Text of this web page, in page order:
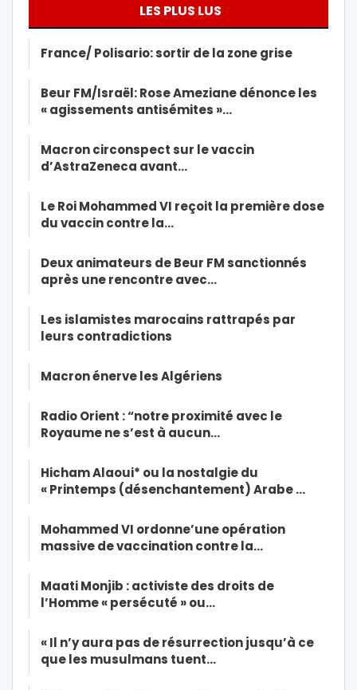
LES PLUS LUS
France/ Polisario: sortir de la zone grise
Beur FM/Israël: Rose Ameziane dénonce les
« agissements antisémites »…
Macron circonspect sur le vaccin
d’AstraZeneca avant…
Le Roi Mohammed VI reçoit la première dose
du vaccin contre la…
Deux animateurs de Beur FM sanctionnés
après une rencontre avec…
Les islamistes marocains rattrapés par
leurs contradictions
Macron énerve les Algériens
Radio Orient : “notre proximité avec le
Royaume ne s’est à aucun…
Hicham Alaoui* ou la nostalgie du
« Printemps (désenchantement) Arabe …
Mohammed VI ordonne’une opération
massive de vaccination contre la…
Maati Monjib : activiste des droits de
l’Homme « persécuté » ou…
« Il n’y aura pas de résurrection jusqu’à ce
que les musulmans tuent…